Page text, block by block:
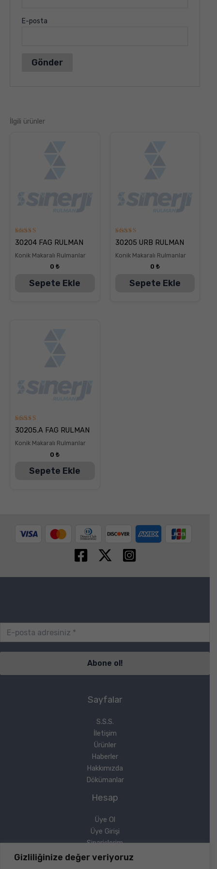
Gizliliğinize değer veriyoruz
E-posta
İlgili ürünler
5
üzerinden
oy aldı
30204 FAG RULMAN
Konik Makaralı Rulmanlar
0₺
Sepete Ekle
5
üzerinden
oy aldı
30205 URB RULMAN
Konik Makaralı Rulmanlar
0 ₺
Sepete Ekle
5
üzerinden
oy aldı
30205.A FAG RULMAN
Konik Makaralı Rulmanlar
0₺
Sepete Ekle
Sayfalar
S.S.S.
İletişim
Ürünler
Haberler
Hakkımızda
Dökümanlar
Hesap
Üye Ol
Üye Girişi
Siparişlerim
Sipariş Takip